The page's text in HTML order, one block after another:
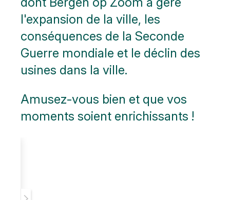
l'expansion de la ville, les
conséquences de la Seconde
Guerre mondiale et le déclin des
usines dans la ville.
Amusez-vous bien et que vos
moments soient enrichissants !